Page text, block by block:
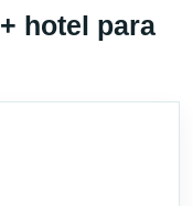
hotel para